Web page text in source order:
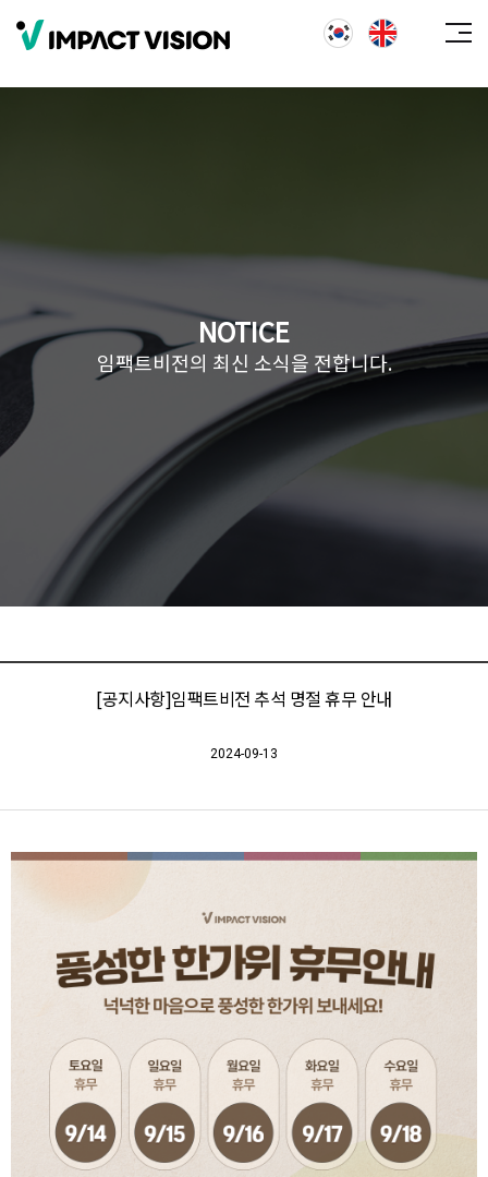
NOTICE
임팩트비전의 최신 소식을 전합니다.
[공지사항]임팩트비전 추석 명절 휴무 안내
2024-09-13